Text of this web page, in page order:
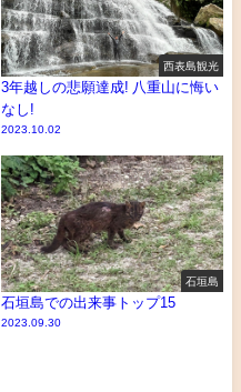
西表島観光
3年越しの悲願達成! 八重山に悔い
なし!
2023.10.02
石垣島
石垣島での出来事トップ15
2023.09.30